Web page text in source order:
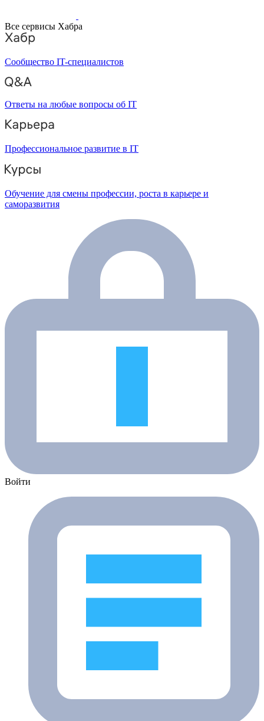
Все сервисы Хабра
Сообщество IT-специалистов
Ответы на любые вопросы об IT
Профессиональное развитие в IT
Обучение для смены профессии, роста в карьере и
саморазвития
Войти